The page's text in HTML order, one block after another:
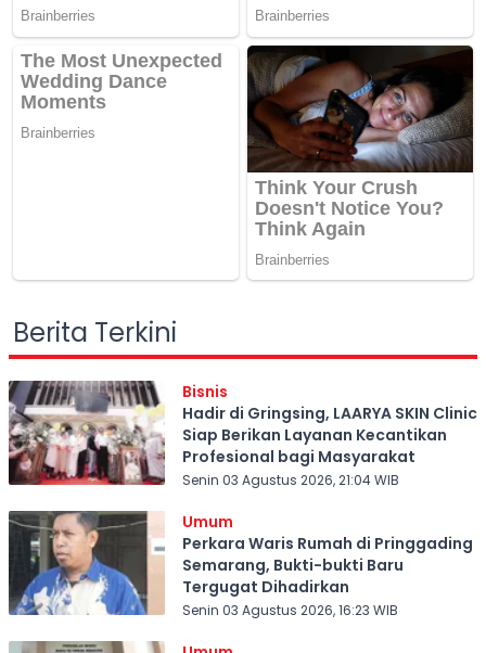
Berita Terkini
Bisnis
Hadir di Gringsing, LAARYA SKIN Clinic
Siap Berikan Layanan Kecantikan
Profesional bagi Masyarakat
Senin 03 Agustus 2026, 21:04 WIB
Umum
Perkara Waris Rumah di Pringgading
Semarang, Bukti-bukti Baru
Tergugat Dihadirkan
Senin 03 Agustus 2026, 16:23 WIB